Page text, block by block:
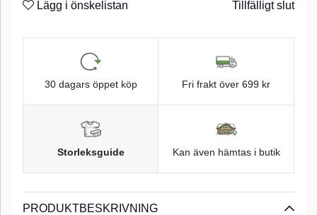
Lägg i önskelistan Tillfälligt slut
30 dagars öppet köp Fri frakt över 699 kr
Storleksguide Kan även hämtas i butik
PRODUKTBESKRIVNING